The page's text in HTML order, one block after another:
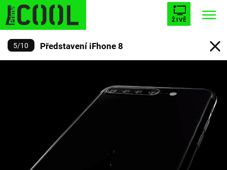
ŽIVĚ
Trendy: STARHOUSE BUFFY, PŘEMOŽITELKA UPÍRŮ
Filmy
5/10 Představení iFhone 8